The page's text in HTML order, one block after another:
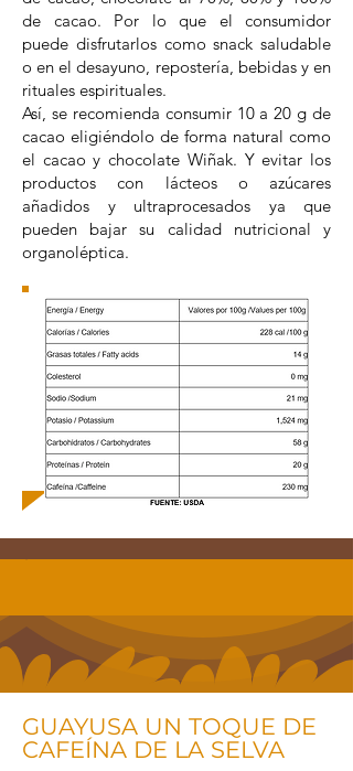
de cacao. Por lo que el consumidor
puede disfrutarlos como snack saludable
o en el desayuno, repostería, bebidas y en
rituales espirituales.
Así, se recomienda consumir 10 a 20 g de
cacao eligiéndolo de forma natural como
el cacao y chocolate Wiñak. Y evitar los
productos con lácteos o azúcares
añadidos y ultraprocesados ya que
pueden bajar su calidad nutricional y
organoléptica.
GUAYUSA UN TOQUE DE
CAFEÍNA DE LA SELVA